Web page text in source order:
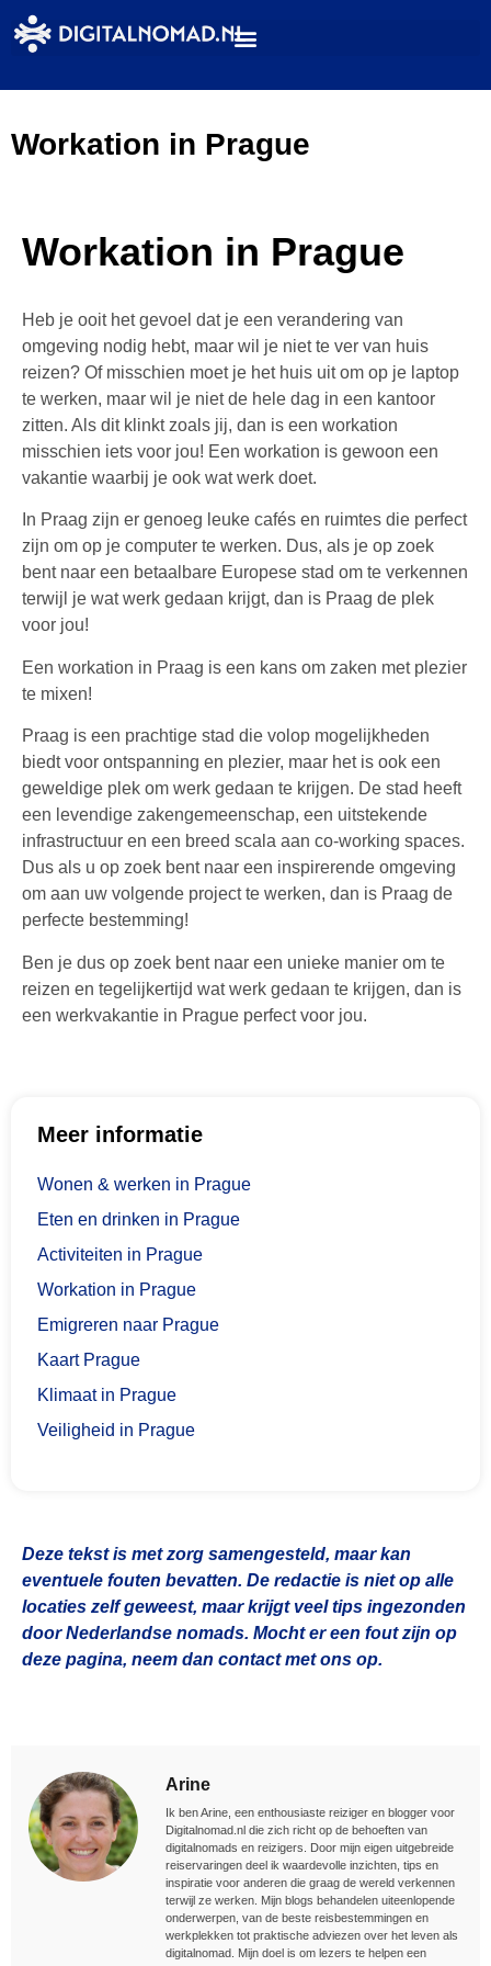
Workation in Prague
Workation in Prague
Heb je ooit het gevoel dat je een verandering van
omgeving nodig hebt, maar wil je niet te ver van huis
reizen? Of misschien moet je het huis uit om op je laptop
te werken, maar wil je niet de hele dag in een kantoor
zitten. Als dit klinkt zoals jij, dan is een workation
misschien iets voor jou! Een workation is gewoon een
vakantie waarbij je ook wat werk doet.
In Praag zijn er genoeg leuke cafés en ruimtes die perfect
zijn om op je computer te werken. Dus, als je op zoek
bent naar een betaalbare Europese stad om te verkennen
terwijl je wat werk gedaan krijgt, dan is Praag de plek
voor jou!
Een workation in Praag is een kans om zaken met plezier
te mixen!
Praag is een prachtige stad die volop mogelijkheden
biedt voor ontspanning en plezier, maar het is ook een
geweldige plek om werk gedaan te krijgen. De stad heeft
een levendige zakengemeenschap, een uitstekende
infrastructuur en een breed scala aan co-working spaces.
Dus als u op zoek bent naar een inspirerende omgeving
om aan uw volgende project te werken, dan is Praag de
perfecte bestemming!
Ben je dus op zoek bent naar een unieke manier om te
reizen en tegelijkertijd wat werk gedaan te krijgen, dan is
een werkvakantie in Prague perfect voor jou.
Meer informatie
Wonen & werken in Prague
Eten en drinken in Prague
Activiteiten in Prague
Workation in Prague
Emigreren naar Prague
Kaart Prague
Klimaat in Prague
Veiligheid in Prague
Deze tekst is met zorg samengesteld, maar kan
eventuele fouten bevatten. De redactie is niet op alle
locaties zelf geweest, maar krijgt veel tips ingezonden
door Nederlandse nomads. Mocht er een fout zijn op
deze pagina, neem dan contact met ons op.
Arine
Ik ben Arine, een enthousiaste reiziger en blogger voor
Digitalnomad.nl die zich richt op de behoeften van
digitalnomads en reizigers. Door mijn eigen uitgebreide
reiservaringen deel ik waardevolle inzichten, tips en
inspiratie voor anderen die graag de wereld verkennen
terwijl ze werken. Mijn blogs behandelen uiteenlopende
onderwerpen, van de beste reisbestemmingen en
werkplekken tot praktische adviezen over het leven als
digitalnomad. Mijn doel is om lezers te helpen een